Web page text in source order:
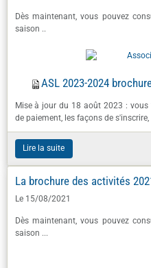
Dès maintenant, vous pouvez
saison ..
ASL 2023-2024
Mise à jour du 18 août 2023 :
de paiement, les façons de
Lire la suite
La brochure des activités
Le 15/08/2021
Dès maintenant, vous pouvez
saison ...